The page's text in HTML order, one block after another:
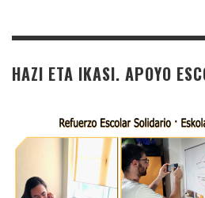
HAZI ETA IKASI. APOYO